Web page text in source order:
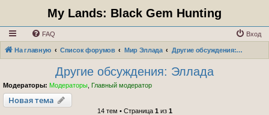
My Lands: Black Gem Hunting
FAQ Вход
На главную Список форумов Мир Эллада Другие обсуждения: Эллада
Другие обсуждения: Эллада
Модераторы: Модераторы Главный модератор
Новая тема
14 тем • Страница 1из 1